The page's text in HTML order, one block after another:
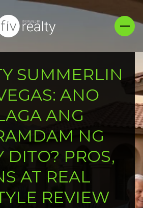
SUMMERLIN
ANO
ANG
NG
DITO? PROS,
AT REAL
REVIEW